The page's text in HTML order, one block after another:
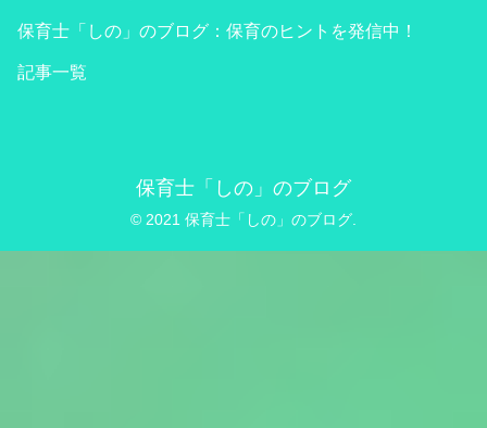
保育士「しの」のブログ：保育のヒントを発信中！
記事一覧
保育士「しの」のブログ
© 2021 保育士「しの」のブログ.